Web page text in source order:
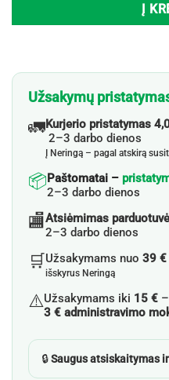
Į
Užsakymų
🚛Kurjerio pristatymas
2–3 darbo dienos
Į Neringą – pagal atskirą
📦 Paštomatai –
2–3 darbo dienos
🏬Atsiėmimas
2–3 darbo dienos
🛒 Užsakymams nuo 39 €
išskyrus Neringą
⚠️Užsakymams iki 15 €
3 € administravimo
🔒Saugus atsiskaitymas